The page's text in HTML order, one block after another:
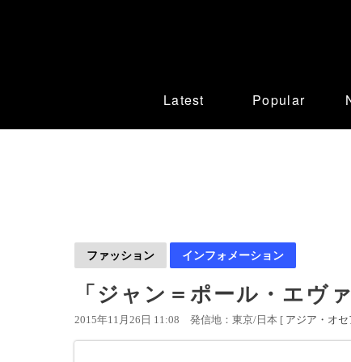
Latest Popular
ファッション インフォメーション
「ジャン＝ポール・エヴ
2015年11月26日 11:08 発信地：東京/日本 [ アジア・オセ